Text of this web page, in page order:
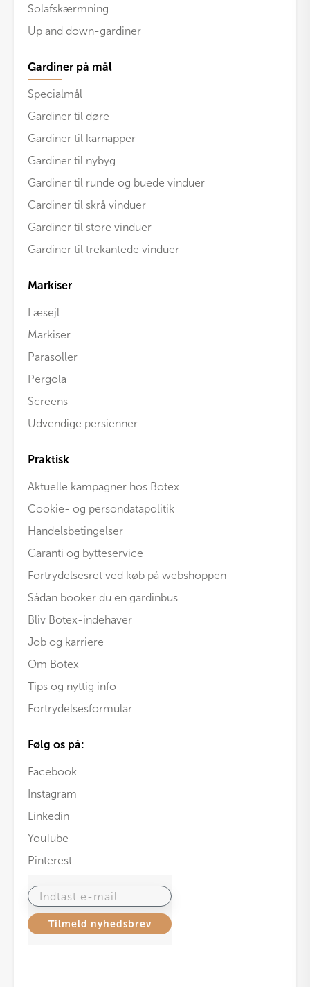
Solafskærmning
Up and down-gardiner
Gardiner på mål
Specialmål
Gardiner til døre
Gardiner til karnapper
Gardiner til nybyg
Gardiner til runde og buede vinduer
Gardiner til skrå vinduer
Gardiner til store vinduer
Gardiner til trekantede vinduer
Markiser
Læsejl
Markiser
Parasoller
Pergola
Screens
Udvendige persienner
Praktisk
Aktuelle kampagner hos Botex
Cookie- og persondatapolitik
Handelsbetingelser
Garanti og bytteservice
Fortrydelsesret ved køb på webshoppen
Sådan booker du en gardinbus
Bliv Botex-indehaver
Job og karriere
Om Botex
Tips og nyttig info
Fortrydelsesformular
Følg os på:
Facebook
Instagram
Linkedin
YouTube
Pinterest
Indtast e-mail
Tilmeld nyhedsbrev